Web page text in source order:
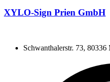
XYLO-Sign Prien GmbH
Schwanthalerstr. 73,